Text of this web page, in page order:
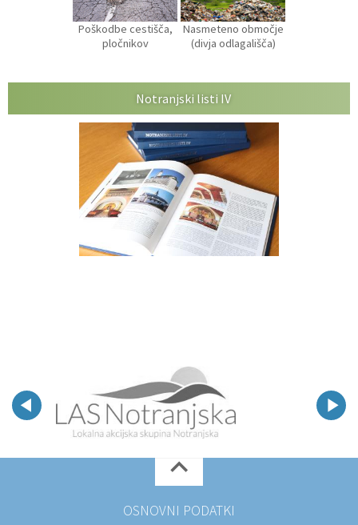
Poškodbe cestišča,
pločnikov
Nasmeteno območje
(divja odlagališča)
Notranjski listi IV
OSNOVNI PODATKI